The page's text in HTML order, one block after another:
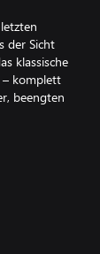
der Sicht
klassische
– komplett
beengten